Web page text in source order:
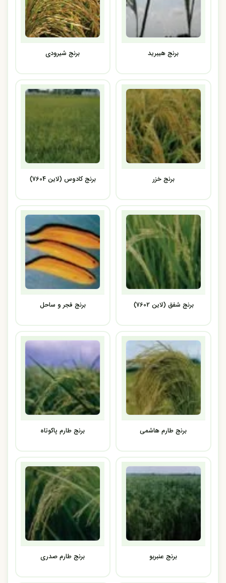
برنج هیبرید برنج شیرودی
برنج خزر برنج کادوس (لاین 7604)
برنج شفق (لاین 7602) برنج فجر و ساحل
برنج طارم هاشمی برنج طارم پاکوتاه
برنج عنبربو برنج طارم صدری